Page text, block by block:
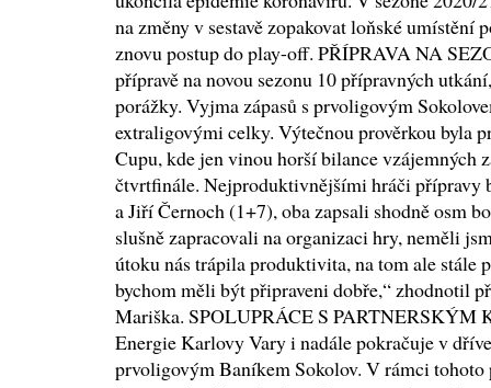
na změny v sestavě zopakovat loňské umístění
znovu postup do play-off. PŘÍPRAVA NA
přípravě na novou sezonu 10 přípravných
porážky. Vyjma zápasů s prvoligovým
extraligovými celky. Výtečnou prověrkou byla
Cupu, kde jen vinou horší bilance vzájemných
čtvrtfinále. Nejproduktivnějšími hráči přípravy
a Jiří Černoch (1+7), oba zapsali shodně osm
slušně zapracovali na organizaci hry, neměli
útoku nás trápila produktivita, na tom ale stále
bychom měli být připraveni dobře,“ zhodnotil
Mariška. SPOLUPRÁCE S PARTNERSKÝM
Energie Karlovy Vary i nadále pokračuje v
prvoligovým Baníkem Sokolov. V rámci